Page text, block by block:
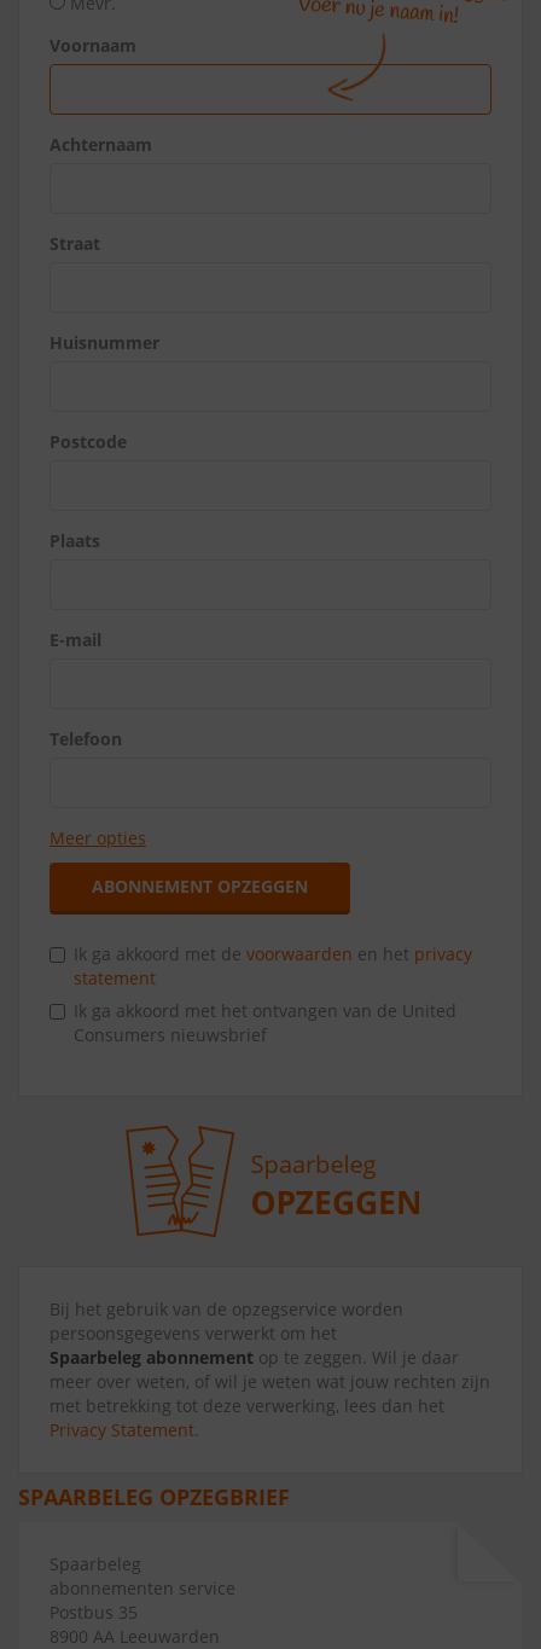
Voornaam
Achternaam
Straat
Huisnummer
Postcode
Plaats
E-mail
Telefoon
Meer opties
ABONNEMENT OPZEGGEN
Ik ga akkoord met de voorwaarden en het privacy
statement
Ik ga akkoord met het ontvangen van de United
Consumers nieuwsbrief
Bij het gebruik van de opzegservice worden
persoonsgegevens verwerkt om het
Spaarbeleg abonnement op te zeggen. Wil je daar
meer over weten, of wil je weten wat jouw rechten zijn
met betrekking tot deze verwerking, lees dan het
Privacy Statement.
SPAARBELEG OPZEGBRIEF
Spaarbeleg
abonnementen service
Postbus 35
8900 AA Leeuwarden